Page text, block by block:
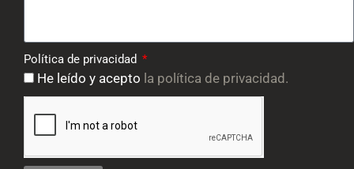
Política de privacidad
He leído y acepto la política de privacidad.